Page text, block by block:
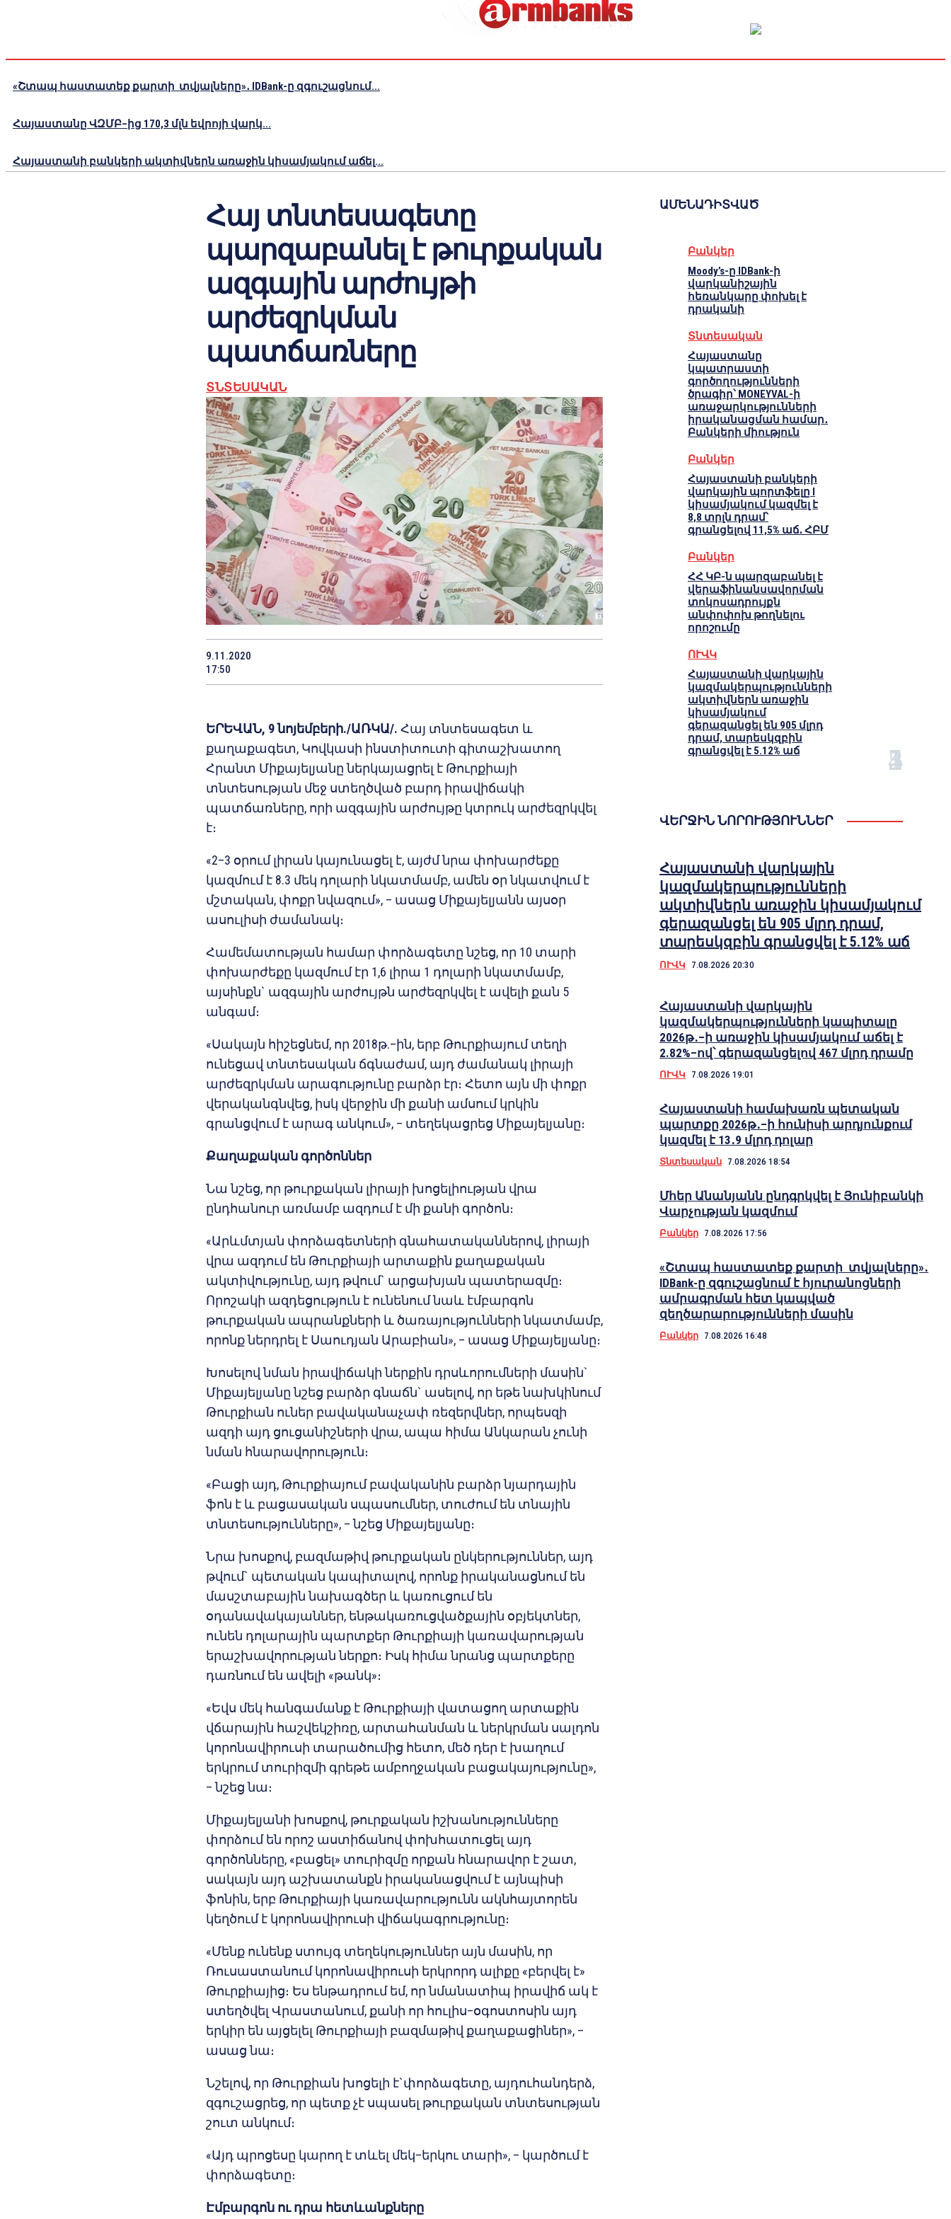
«Շտապ հաստատեք քարտի տվյալները»․ IDBank-ը զգուշացնում...
Հայաստանը ՎԶՄԲ–ից 170,3 մլն եվրոյի վարկ...
Հայաստանի բանկերի ակտիվներն առաջին կիսամյակում աճել...
Հայ տնտեսագետը
պարզաբանել է թուրքական
ազգային արժույթի
արժեզրկման
պատճառները
ՏՆՏԵՍԱԿԱՆ
9.11.2020
17:50
ԵՐԵՎԱՆ, 9 նոյեմբերի./ԱՌԿԱ/. Հայ տնտեսագետ և
քաղաքագետ, Կովկասի ինստիտուտի գիտաշխատող
Հրանտ Միքայելյանը ներկայացրել է Թուրքիայի
տնտեսության մեջ ստեղծված բարդ իրավիճակի
պատճառները, որի ազգային արժույթը կտրուկ արժեզրկվել
է։
«2–3 օրում լիրան կայունացել է, այժմ նրա փոխարժեքը
կազմում է 8.3 մեկ դոլարի նկատմամբ, ամեն օր նկատվում է
մշտական, փոքր նվազում», – ասաց Միքայելյանն այսօր
ասուլիսի ժամանակ։
Համեմատության համար փորձագետը նշեց, որ 10 տարի
փոխարժեքը կազմում էր 1,6 լիրա 1 դոլարի նկատմամբ,
այսինքն` ազգային արժույթն արժեզրկվել է ավելի քան 5
անգամ։
«Սակայն հիշեցնեմ, որ 2018թ.–ին, երբ Թուրքիայում տեղի
ունեցավ տնտեսական ճգնաժամ, այդ ժամանակ լիրայի
արժեզրկման արագությունը բարձր էր։ Հետո այն մի փոքր
վերականգնվեց, իսկ վերջին մի քանի ամսում կրկին
գրանցվում է արագ անկում», – տեղեկացրեց Միքայելյանը։
Քաղաքական գործոններ
Նա նշեց, որ թուրքական լիրայի խոցելիության վրա
ընդհանուր առմամբ ազդում է մի քանի գործոն։
«Արևմտյան փորձագետների գնահատականներով, լիրայի
վրա ազդում են Թուրքիայի արտաքին քաղաքական
ակտիվությունը, այդ թվում` արցախյան պատերազմը։
Որոշակի ազդեցություն է ունենում նաև էմբարգոն
թուրքական ապրանքների և ծառայությունների նկատմամբ,
որոնք ներդրել է Սաուդյան Արաբիան», – ասաց Միքայելյանը։
Խոսելով նման իրավիճակի ներքին դրսևորումների մասին`
Միքայելյանը նշեց բարձր գնաճն` ասելով, որ եթե նախկինում
Թուրքիան ուներ բավականաչափ ռեզերվներ, որպեսզի
ազդի այդ ցուցանիշների վրա, ապա հիմա Անկարան չունի
նման հնարավորություն։
«Բացի այդ, Թուրքիայում բավականին բարձր նյարդային
ֆոն է և բացասական սպասումներ, տուժում են տնային
տնտեսությունները», – նշեց Միքայելյանը։
Նրա խոսքով, բազմաթիվ թուրքական ընկերություններ, այդ
թվում` պետական կապիտալով, որոնք իրականացնում են
մասշտաբային նախագծեր և կառուցում են
օդանավակայաններ, ենթակառուցվածքային օբյեկտներ,
ունեն դոլարային պարտքեր Թուրքիայի կառավարության
երաշխավորության ներքո։ Իսկ հիմա նրանց պարտքերը
դառնում են ավելի «թանկ»։
«Եվս մեկ հանգամանք է Թուրքիայի վատացող արտաքին
վճարային հաշվեկշիռը, արտահանման և ներկրման սալդոն
կորոնավիրուսի տարածումից հետո, մեծ դեր է խաղում
երկրում տուրիզմի գրեթե ամբողջական բացակայությունը»,
– նշեց նա։
Միքայելյանի խոսքով, թուրքական իշխանությունները
փորձում են որոշ աստիճանով փոխհատուցել այդ
գործոնները, «բացել» տուրիզմը որքան հնարավոր է շատ,
սակայն այդ աշխատանքն իրականացվում է այնպիսի
ֆոնին, երբ Թուրքիայի կառավարությունն ակնհայտորեն
կեղծում է կորոնավիրուսի վիճակագրությունը։
«Մենք ունենք ստույգ տեղեկություններ այն մասին, որ
Ռուսաստանում կորոնավիրուսի երկրորդ ալիքը «բերվել է»
Թուրքիայից։ Ես ենթադրում եմ, որ նմանատիպ իրավիճ ակ է
ստեղծվել Վրաստանում, քանի որ հուլիս–օգոստոսին այդ
երկիր են այցելել Թուրքիայի բազմաթիվ քաղաքացիներ», –
ասաց նա։
Նշելով, որ Թուրքիան խոցելի է`փորձագետը, այդուհանդերձ,
զգուշացրեց, որ պետք չէ սպասել թուրքական տնտեսության
շուտ անկում։
«Այդ պրոցեսը կարող է տևել մեկ–երկու տարի», – կարծում է
փորձագետը։
Էմբարգոն ու դրա հետևանքները
ԱՄԵՆԱԴԻՏՎԱԾ
Բանկեր
Moody’s-ը IDBank-ի
վարկանիշային
հեռանկարը փոխել է
դրականի
Տնտեսական
Հայաստանը
կպատրաստի
գործողությունների
ծրագիր՝ MONEYVAL-ի
առաջարկությունների
իրականացման համար․
Բանկերի միություն
Բանկեր
Հայաստանի բանկերի
վարկային պորտֆելը I
կիսամյակում կազմել է
8,8 տրլն դրամ՝
գրանցելով 11,5% աճ․ ՀԲՄ
Բանկեր
ՀՀ ԿԲ-ն պարզաբանել է
վերաֆինանսավորման
տոկոսադրույքն
անփոփոխ թողնելու
որոշումը
ՈՒՎԿ
Հայաստանի վարկային
կազմակերպությունների
ակտիվներն առաջին
կիսամյակում
գերազանցել են 905 մլրդ
դրամ, տարեսկզբին
գրանցվել է 5.12% աճ
ՎԵՐՋԻՆ ՆՈՐՈՒԹՅՈՒՆՆԵՐ
Հայաստանի վարկային
կազմակերպությունների
ակտիվներն առաջին կիսամյակում
գերազանցել են 905 մլրդ դրամ,
տարեսկզբին գրանցվել է 5.12% աճ
ՈՒՎԿ 7.08.2026 20:30
Հայաստանի վարկային
կազմակերպությունների կապիտալը
2026թ․–ի առաջին կիսամյակում աճել է
2.82%–ով՝ գերազանցելով 467 մլրդ դրամը
ՈՒՎԿ 7.08.2026 19:01
Հայաստանի համախառն պետական
պարտքը 2026թ․–ի հունիսի արդյունքում
կազմել է 13․9 մլրդ դոլար
Տնտեսական 7.08.2026 18:54
Մհեր Անանյանն ընդգրկվել է Յունիբանկի
Վարչության կազմում
Բանկեր 7.08.2026 17:56
«Շտապ հաստատեք քարտի տվյալները»․
IDBank-ը զգուշացնում է հյուրանոցների
ամրագրման հետ կապված
զեղծարարությունների մասին
Բանկեր 7.08.2026 16:48